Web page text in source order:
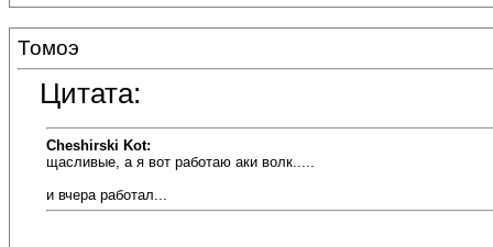
Томоэ
Цитата:
Cheshirski Kot:
щасливые, а я вот работаю аки волк.....
и вчера работал...